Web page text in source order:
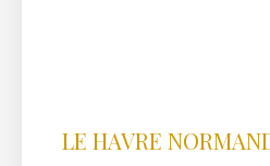
LE HAVRE